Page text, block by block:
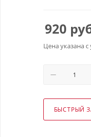
920
Цена указана
БЫСТРЫЙ